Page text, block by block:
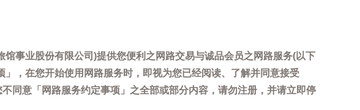
事业股份有限公司)提供您便利之网路交易与诚品会员之网路服务(以下
，在您开始使用网路服务时，即视为您已经阅读、了解并同意接受
同意「网路服务约定事项」之全部或部分内容，请勿注册，并请立即停